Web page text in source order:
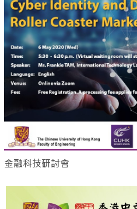
金融科技研討會